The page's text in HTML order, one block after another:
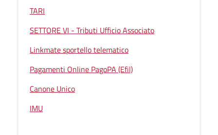
TARI
SETTORE VI - Tributi Ufficio Associato
Linkmate sportello telematico
Pagamenti Online PagoPA (Efil)
Canone Unico
IMU